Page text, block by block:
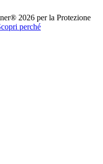
2026 per la Protezione
perché